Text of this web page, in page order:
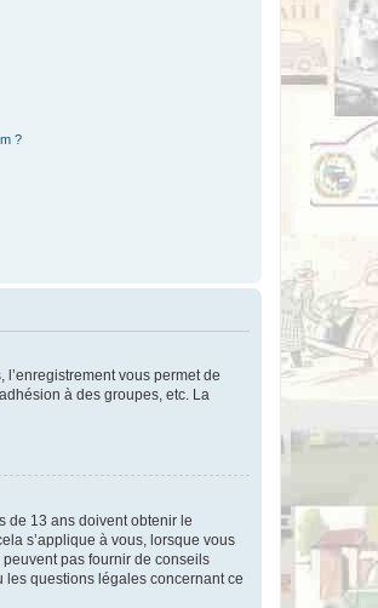
?
vous permet de
à des groupes, etc. La
de 13 ans doivent obtenir le
s’applique à vous, lorsque vous
pas fournir de conseils
les questions légales concernant ce